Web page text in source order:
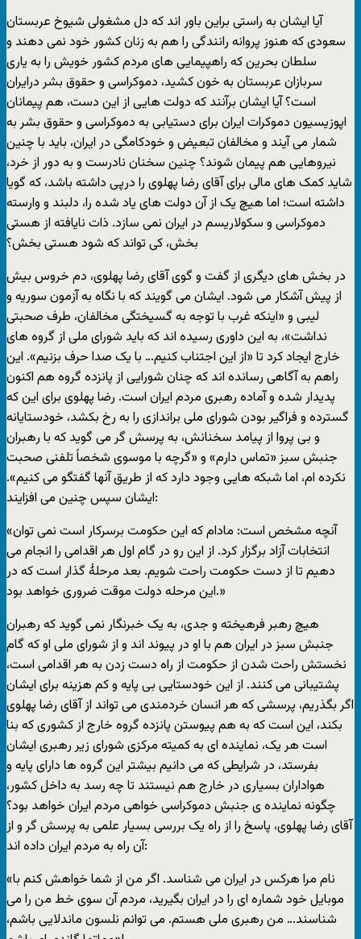
آيا ايشان به راستی براين باور اند که دل مشغولی شيوخ عربستان
سعودی که هنوز پروانه رانندگی را هم به زنان کشور خود نمی دهند و
سلطان بحرين که راهپيمايی های مردم کشور خويش را به ياری
سربازان عربستان به خون کشيد، دموکراسی و حقوق بشر درايران
است؟ آيا ايشان برآنند که دولت هايی از اين دست، هم پيمانان
اپوزيسيون دموکرات ايران برای دستيابی به دموکراسی و حقوق بشر به
شمار می آيند و مخالفان تبعيض و خودکامگی در ايران، بايد با چنين
نيروهايی هم پيمان شوند؟ چنين سخنان نادرست و به دور از خرد،
شايد کمک های مالی برای آقای رضا پهلوی را درپی داشته باشد، که گويا
داشته است؛ اما هيچ يک از آن دولت های ياد شده را، دلبند و وارسته
دموکراسی و سکولاريسم در ايران نمی سازد. ذات نايافته از هستی
بخش، کی تواند که شود هستی بخش؟
در بخش های ديگری از گفت و گوی آقای رضا پهلوی، دم خروس بيش
از پيش آشکار می شود. ايشان می گويند که با نگاه به آزمون سوريه و
ليبی و «اينکه غرب با توجه به گسيختگی مخالفان، طرف صحبتی
نداشت»، به اين داوری رسيده اند که بايد شورای ملی از گروه های
خارج ايجاد کرد تا «از اين اجتناب کنيم… با يک صدا حرف بزنيم». اين
راهم به آگاهی رسانده اند که چنان شورايی از پانزده گروه هم اکنون
پديدار شده و آماده رهبری مردم ايران است. رضا پهلوی برای اين که
گسترده و فراگير بودن شورای ملی براندازی را به رخ بکشد، خودستايانه
و بی پروا از پيامد سخنانش، به پرسش گر می گويد که با رهبران
جنبش سبز «تماس دارم» و «گرچه با موسوی شخصاً تلفنی صحبت
نکرده ام، اما شبکه هايی وجود دارد که از طريق آنها گفتگو می کنيم».
ايشان سپس چنين می افزايند:
«آنچه مشخص است: مادام که اين حکومت برسرکار است نمی توان
انتخابات آزاد برگزار کرد. از اين رو در گام اول هر اقدامی را انجام می
دهيم تا از دست حکومت راحت شويم. بعد مرحلۀ گذار است که در
اين مرحله دولت موقت ضروری خواهد بود.»
هيچ رهبر فرهيخته و جدی، به يک خبرنگار نمی گويد که رهبران
جنبش سبز در ايران هم با او در پيوند اند و از شورای ملی او که گام
نخستش راحت شدن از حکومت از راه دست زدن به هر اقدامی است،
پشتيبانی می کنند. از اين خودستايی بی پايه و کم هزينه برای ايشان
اگر بگذريم، پرسشی که هر انسان خردمندی می تواند از آقای رضا پهلوی
بکند، اين است که به هم پيوستن پانزده گروه خارج از کشوری که بنا
است هر يک، نماينده ای به کميته مرکزی شورای زير رهبری ايشان
بفرستد، در شرايطی که می دانيم بيشتر اين گروه ها دارای پايه و
هواداران بسياری در خارج هم نيستند تا چه رسد به داخل کشور،
چگونه نماينده ی جنبش دموکراسی خواهی مردم ايران خواهد بود؟
آقای رضا پهلوی، پاسخ را از راه يک بررسی بسيار علمی به پرسش گر و از
آن راه به مردم ايران داده اند:
«نام مرا هرکس در ايران می شناسد. اگر من از شما خواهش کنم با
موبايل خود شماره ای را در ايران بگيريد، مردم آن سوی خط من را می
شناسند… من رهبری ملی هستم. می توانم نلسون ماندلايی باشم،